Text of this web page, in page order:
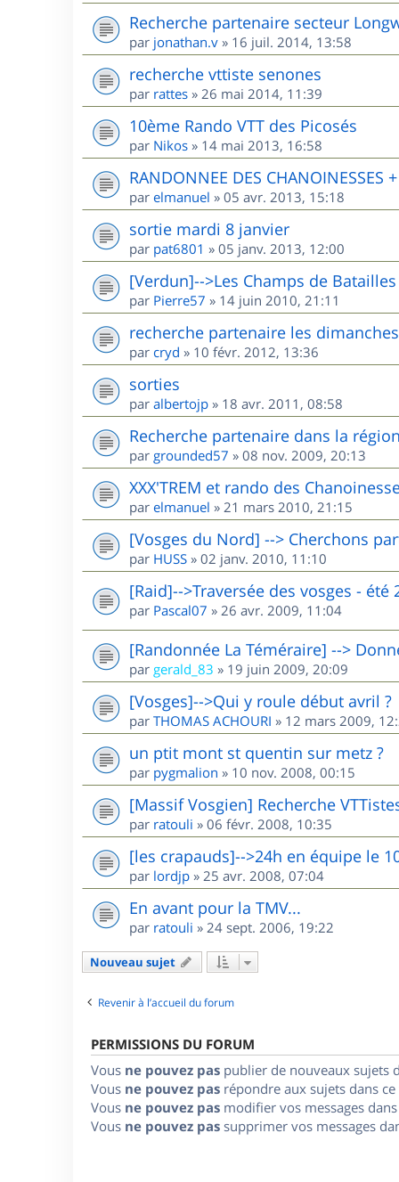
Recherche partenaire secteur
par jonathan.v » 16 juil. 2014, 13:58
recherche vttiste senones
par rattes » 26 mai 2014, 11:39
10ème Rando VTT des Picosés
par Nikos » 14 mai 2013, 16:58
RANDONNEE DES CHANOINESSES
par elmanuel » 05 avr. 2013, 15:18
sortie mardi 8 janvier
par pat6801 » 05 janv. 2013, 12:00
[Verdun]-->Les Champs de Batailles
par Pierre57 » 14 juin 2010, 21:11
recherche partenaire les
par cryd » 10 févr. 2012, 13:36
sorties
par albertojp » 18 avr. 2011, 08:58
Recherche partenaire dans la
par grounded57 » 08 nov. 2009, 20:13
XXX'TREM et rando des
par elmanuel » 21 mars 2010, 21:15
[Vosges du Nord] --> Cherchons
par HUSS » 02 janv. 2010, 11:10
[Raid]-->Traversée des vosges - été
par Pascal07 » 26 avr. 2009, 11:04
[Randonnée La Téméraire] -->
par gerald_83 » 19 juin 2009, 20:09
[Vosges]-->Qui y roule début avril ?
par THOMAS ACHOURI » 12 mars 2009,
un ptit mont st quentin sur metz ?
par pygmalion » 10 nov. 2008, 00:15
[Massif Vosgien] Recherche
par ratouli » 06 févr. 2008, 10:35
[les crapauds]-->24h en équipe le
par lordjp » 25 avr. 2008, 07:04
En avant pour la TMV...
par ratouli » 24 sept. 2006, 19:22
Nouveau sujet
Revenir à l’accueil du forum
PERMISSIONS DU FORUM
Vous ne pouvez pas publier de nouveaux sujets
Vous ne pouvez pas répondre aux sujets dans
Vous ne pouvez pas modifier vos messages
Vous ne pouvez pas supprimer vos messages